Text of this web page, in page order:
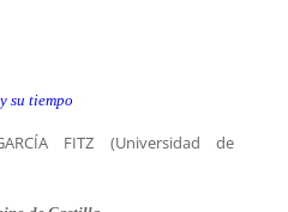
su tiempo
FITZ (Universidad de